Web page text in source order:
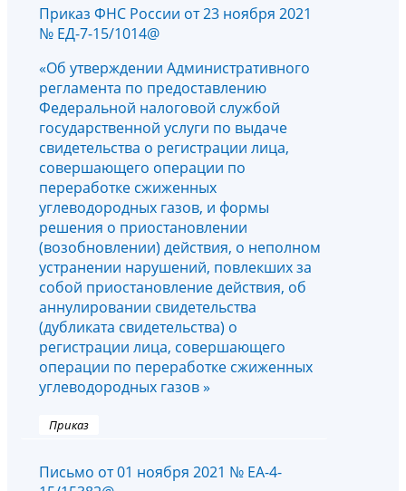
Приказ ФНС России от 23 ноября 2021
№ ЕД-7-15/1014@
«Об утверждении Административного
регламента по предоставлению
Федеральной налоговой службой
государственной услуги по выдаче
свидетельства о регистрации лица,
совершающего операции по
переработке сжиженных
углеводородных газов, и формы
решения о приостановлении
(возобновлении) действия, о неполном
устранении нарушений, повлекших за
собой приостановление действия, об
аннулировании свидетельства
(дубликата свидетельства) о
регистрации лица, совершающего
операции по переработке сжиженных
углеводородных газов »
Приказ
Письмо от 01 ноября 2021 № ЕА-4-